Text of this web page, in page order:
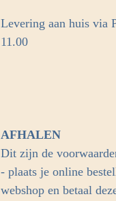
Levering aan huis via
11.00
AFHALEN
Dit zijn de
- plaats je online
webshop en betaal